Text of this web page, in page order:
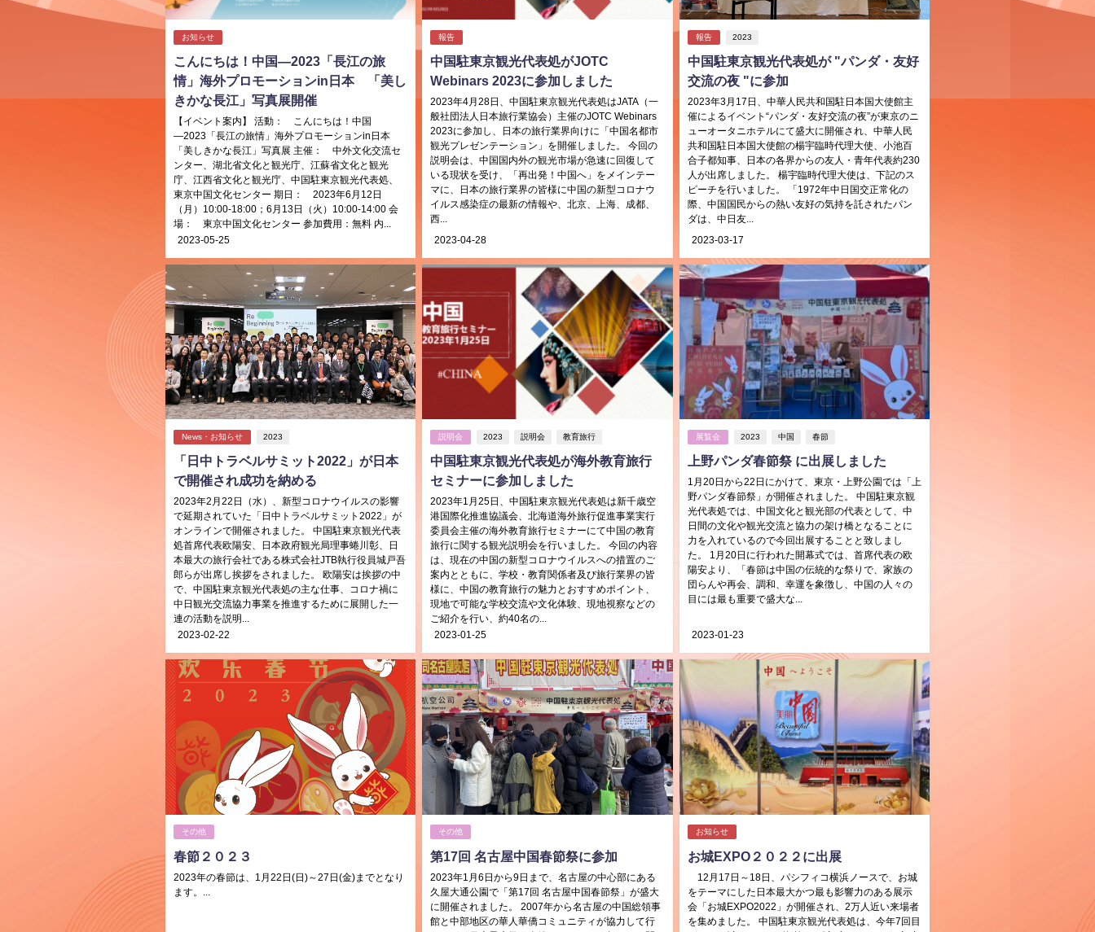
お知らせ
こんにちは！中国―2023「長江の旅
情」海外プロモーションin日本 「美し
きかな長江」写真展開催
【イベント案内】 活動： こんにちは！中国
―2023「長江の旅情」海外プロモーションin日本
「美しきかな長江」写真展 主催： 中外文化交流セ
ンター、湖北省文化と観光庁、江蘇省文化と観光
庁、江西省文化と観光庁、中国駐東京観光代表処、
東京中国文化センター 期日： 2023年6月12日
（月）10:00-18:00；6月13日（火）10:00-14:00 会
場： 東京中国文化センター 参加費用：無料 内...
2023-05-25
報告
中国駐東京観光代表処がJOTC
Webinars 2023に参加しました
2023年4月28日、中国駐東京観光代表処はJATA（一
般社団法人日本旅行業協会）主催のJOTC Webinars
2023に参加し、日本の旅行業界向けに「中国名都市
観光プレゼンテーション」を開催しました。 今回の
説明会は、中国国内外の観光市場が急速に回復して
いる現状を受け、「再出発！中国へ」をメインテー
マに、日本の旅行業界の皆様に中国の新型コロナウ
イルス感染症の最新の情報や、北京、上海、成都、
西...
2023-04-28
報告 2023
中国駐東京観光代表処が "パンダ・友好
交流の夜 "に参加
2023年3月17日、中華人民共和国駐日本国大使館主
催によるイベント“パンダ・友好交流の夜”が東京のニ
ューオータニホテルにて盛大に開催され、中華人民
共和国駐日本国大使館の楊宇臨時代理大使、小池百
合子都知事、日本の各界からの友人・青年代表約230
人が出席しました。 楊宇臨時代理大使は、下記のス
ピーチを行いました。 「1972年中日国交正常化の
際、中国国民からの熱い友好の気持を託されたパン
ダは、中日友...
2023-03-17
News・お知らせ 2023
「日中トラベルサミット2022」が日本
で開催され成功を納める
2023年2月22日（水）、新型コロナウイルスの影響
で延期されていた「日中トラベルサミット2022」が
オンラインで開催されました。 中国駐東京観光代表
処首席代表欧陽安、日本政府観光局理事蜷川彰、日
本最大の旅行会社である株式会社JTB執行役員城戸吾
郎らが出席し挨拶をされました。 欧陽安は挨拶の中
で、中国駐東京観光代表処の主な仕事、コロナ禍に
中日観光交流協力事業を推進するために展開した一
連の活動を説明...
2023-02-22
説明会 2023 説明会 教育旅行
中国駐東京観光代表処が海外教育旅行
セミナーに参加しました
2023年1月25日、中国駐東京観光代表処は新千歳空
港国際化推進協議会、北海道海外旅行促進事業実行
委員会主催の海外教育旅行セミナーにて中国の教育
旅行に関する観光説明会を行いました。 今回の内容
は、現在の中国の新型コロナウイルスへの措置のご
案内とともに、学校・教育関係者及び旅行業界の皆
様に、中国の教育旅行の魅力とおすすめポイント、
現地で可能な学校交流や文化体験、現地視察などの
ご紹介を行い、約40名の...
2023-01-25
展覧会 2023 中国 春節
上野パンダ春節祭 に出展しました
1月20日から22日にかけて、東京・上野公園では「上
野パンダ春節祭」が開催されました。 中国駐東京観
光代表処では、中国文化と観光部の代表として、中
日間の文化や観光交流と協力の架け橋となることに
力を入れているので今回出展することと致しまし
た。 1月20日に行われた開幕式では、首席代表の欧
陽安より、「春節は中国の伝統的な祭りで、家族の
団らんや再会、調和、幸運を象徴し、中国の人々の
目には最も重要で盛大な...
2023-01-23
その他
春節２０２３
2023年の春節は、1月22日(日)～27日(金)までとなり
ます。...
その他
第17回 名古屋中国春節祭に参加
2023年1月6日から9日まで、名古屋の中心部にある
久屋大通公園で「第17回 名古屋中国春節祭」が盛大
に開催されました。 2007年から名古屋の中国総領事
館と中部地区の華人華僑コミュニティが協力して行
お知らせ
お城EXPO２０２２に出展
12月17日～18日、パシフィコ横浜ノースで、お城
をテーマにした日本最大かつ最も影響力のある展示
会「お城EXPO2022」が開催され、2万人近い来場者
を集めました。 中国駐東京観光代表処は、今年7回目